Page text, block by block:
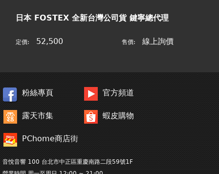
日本 FOSTEX 全新台灣公司貨 鍵寧總代理
定價: 52,500 售價: 線上詢價
粉絲專頁 官方頻道
露天市集 蝦皮購物
PChome商店街
音悅音響 100 台北市中正區重慶南路二段59號1F